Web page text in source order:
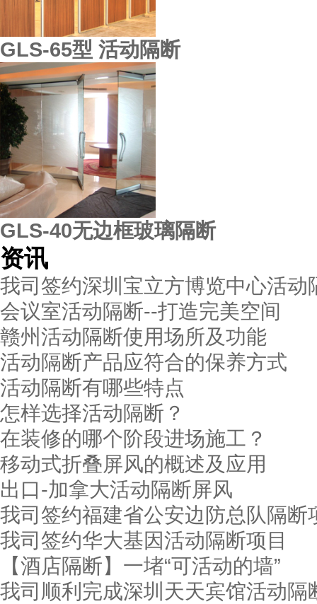
顺德东城酒楼
GLS-65型 活动隔断
GLS-40无边框玻璃隔断
资讯
我司签约深圳宝立方博览中心活动
会议室活动隔断--打造完美空间
赣州活动隔断使用场所及功能
活动隔断产品应符合的保养方式
活动隔断有哪些特点
怎样选择活动隔断？
在装修的哪个阶段进场施工？
移动式折叠屏风的概述及应用
出口-加拿大活动隔断屏风
我司签约福建省公安边防总队隔断
我司签约华大基因活动隔断项目
【酒店隔断】一堵“可活动的墙”
我司顺利完成深圳天天宾馆活动隔